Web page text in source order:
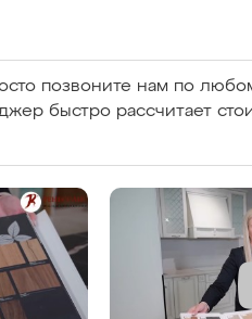
позвоните нам по
быстро рассчитает